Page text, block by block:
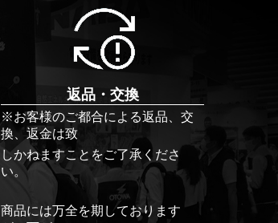
返品・交換
※お客様のご都合による返品、交
換、返金は致
しかねますことをご了承くださ
い。
商品には万全を期しております